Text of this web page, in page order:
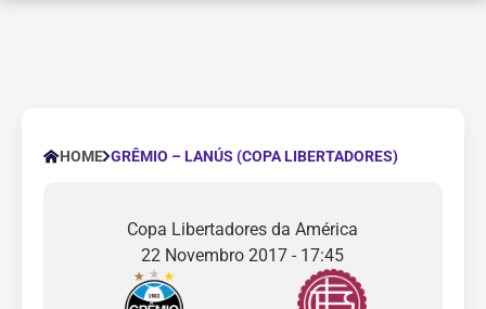
HOME GRÊMIO – LANÚS (COPA LIBERTADORES)
Copa Libertadores da América
22 Novembro 2017 - 17:45